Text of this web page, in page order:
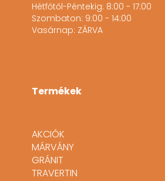
Hétfőtől-Péntekig: 8:00 - 17:00
Szombaton: 9:00 - 14:00
Vasárnap: ZÁRVA
Termékek
AKCIÓK
MÁRVÁNY
GRÁNIT
TRAVERTIN